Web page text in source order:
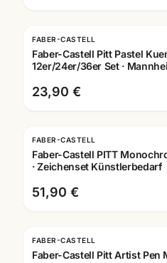
FABER-CASTELL
Faber-Castell Pitt Pastel
12er/24er/36er Set ·
23,90 €
FABER-CASTELL
Faber-Castell PITT
· Zeichenset Künstlerbedarf
51,90 €
FABER-CASTELL
Faber-Castell Pitt Artist Pen